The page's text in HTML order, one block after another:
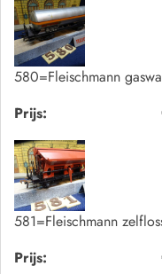
580=Fleischmann
Prijs:
581=Fleischmann
Prijs: